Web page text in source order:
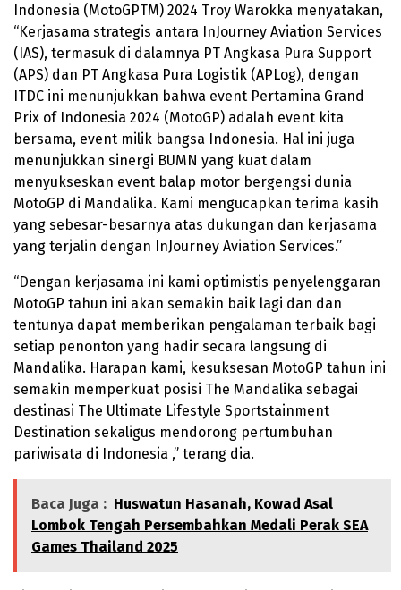
Indonesia (MotoGPTM) 2024 Troy Warokka menyatakan,
“Kerjasama strategis antara InJourney Aviation Services
(IAS), termasuk di dalamnya PT Angkasa Pura Support
(APS) dan PT Angkasa Pura Logistik (APLog), dengan
ITDC ini menunjukkan bahwa event Pertamina Grand
Prix of Indonesia 2024 (MotoGP) adalah event kita
bersama, event milik bangsa Indonesia. Hal ini juga
menunjukkan sinergi BUMN yang kuat dalam
menyukseskan event balap motor bergengsi dunia
MotoGP di Mandalika. Kami mengucapkan terima kasih
yang sebesar-besarnya atas dukungan dan kerjasama
yang terjalin dengan InJourney Aviation Services.”
“Dengan kerjasama ini kami optimistis penyelenggaran
MotoGP tahun ini akan semakin baik lagi dan dan
tentunya dapat memberikan pengalaman terbaik bagi
setiap penonton yang hadir secara langsung di
Mandalika. Harapan kami, kesuksesan MotoGP tahun ini
semakin memperkuat posisi The Mandalika sebagai
destinasi The Ultimate Lifestyle Sportstainment
Destination sekaligus mendorong pertumbuhan
pariwisata di Indonesia ,” terang dia.
Baca Juga : Huswatun Hasanah, Kowad Asal
Lombok Tengah Persembahkan Medali Perak SEA
Games Thailand 2025